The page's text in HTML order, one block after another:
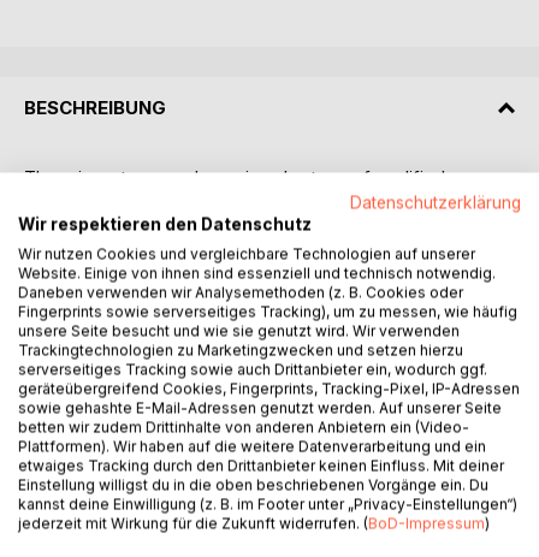
BESCHREIBUNG
There is a strong and growing shortage of qualified
entrepreneurs and managers in the SME sector, and this is
the main factor hampering further development in all
European countries. To meet these challenges, there is an
urgent need to raise the qualification level of master
craftsman training (German Meisterausbildung) as
effective entrepreneurship training according to the needs
of entrepreneurial activity and to introduce
entrepreneurship education at academic level.
The aim of the "Bachelor & Meister" project, which ran
from September 2017 to August 2020, was to develop an
innovative learning approach in the form of a dual
integrated degree programme combining the advantages
of master craftsman training and university studies. During
the 3-year project duration, 2 different models of the dual
Datenschutzerklärung
Wir respektieren den Datenschutz
Wir nutzen Cookies und vergleichbare Technologien auf unserer
Website. Einige von ihnen sind essenziell und technisch notwendig.
Daneben verwenden wir Analysemethoden (z. B. Cookies oder
Fingerprints sowie serverseitiges Tracking), um zu messen, wie häufig
unsere Seite besucht und wie sie genutzt wird. Wir verwenden
Trackingtechnologien zu Marketingzwecken und setzen hierzu
serverseitiges Tracking sowie auch Drittanbieter ein, wodurch ggf.
geräteübergreifend Cookies, Fingerprints, Tracking-Pixel, IP-Adressen
sowie gehashte E-Mail-Adressen genutzt werden. Auf unserer Seite
betten wir zudem Drittinhalte von anderen Anbietern ein (Video-
Plattformen). Wir haben auf die weitere Datenverarbeitung und ein
etwaiges Tracking durch den Drittanbieter keinen Einfluss. Mit deiner
Einstellung willigst du in die oben beschriebenen Vorgänge ein. Du
kannst deine Einwilligung (z. B. im Footer unter „Privacy-Einstellungen“)
jederzeit mit Wirkung für die Zukunft widerrufen. (BoD-Impressum)